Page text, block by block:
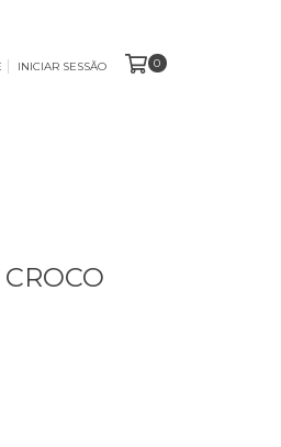
INICIAR SESSÃO 0